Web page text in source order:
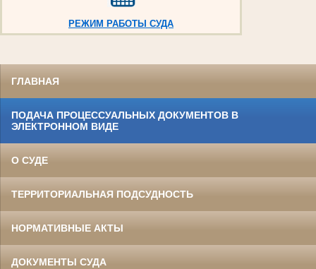
РЕЖИМ РАБОТЫ СУДА
ГЛАВНАЯ
ПОДАЧА ПРОЦЕССУАЛЬНЫХ ДОКУМЕНТОВ В
ЭЛЕКТРОННОМ ВИДЕ
О СУДЕ
ТЕРРИТОРИАЛЬНАЯ ПОДСУДНОСТЬ
НОРМАТИВНЫЕ АКТЫ
ДОКУМЕНТЫ СУДА